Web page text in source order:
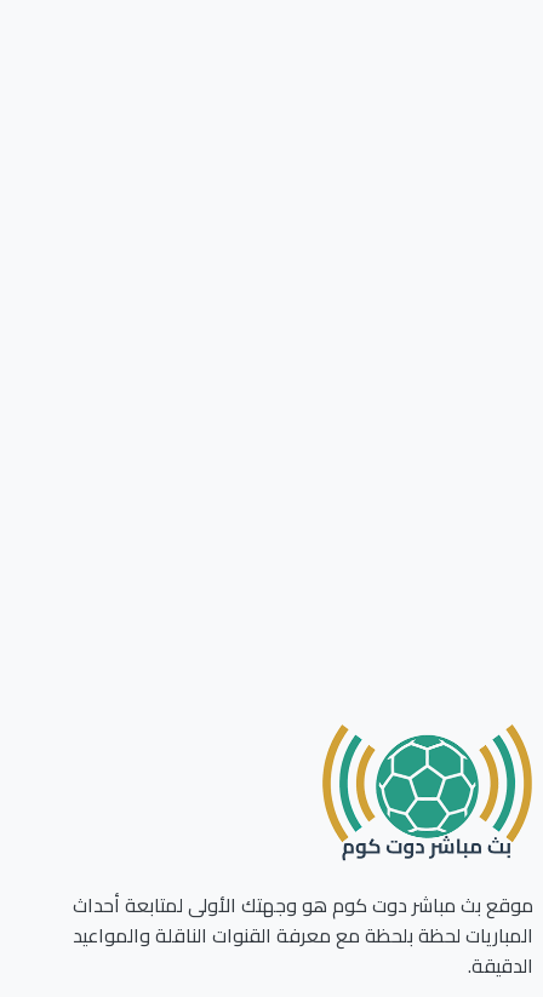
موقع بث مباشر دوت كوم هو وجهتك الأولى لمتابعة أحداث
المباريات لحظة بلحظة مع معرفة القنوات الناقلة والمواعيد
الدقيقة.